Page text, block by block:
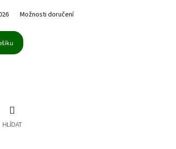
Možnosti doručení
HLÍDAT